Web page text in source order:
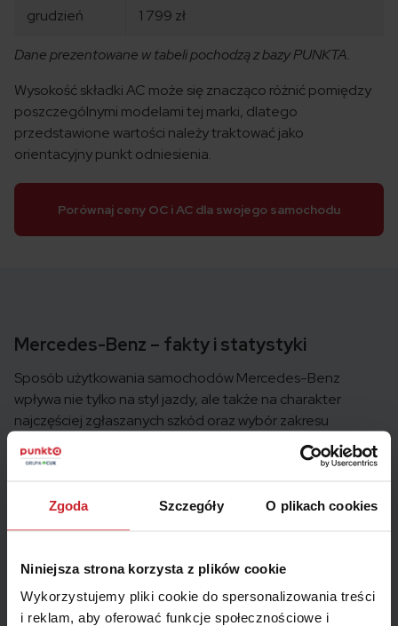
Zgoda Szczegóły O plikach cookies
Niniejsza strona korzysta z plików cookie
Wykorzystujemy pliki cookie do spersonalizowania treści
i reklam, aby oferować funkcje społecznościowe i
grudzień 1 799 zł
Dane prezentowane w tabeli pochodzą z bazy PUNKTA.
Wysokość składki AC może się znacząco różnić pomiędzy
poszczególnymi modelami tej marki, dlatego
przedstawione wartości należy traktować jako
orientacyjny punkt odniesienia.
Porównaj ceny OC i AC dla swojego samochodu
Mercedes-Benz – fakty i statystyki
Sposób użytkowania samochodów Mercedes-Benz
wpływa nie tylko na styl jazdy, ale także na charakter
najczęściej zgłaszanych szkód oraz wybór zakresu
ochrony. W statystykach widoczna jest zarówno obecność
aut prywatnych, jak i pojazdów pracujących intensywnie w
potrzeby ubezpieczeniowe.
Wysoka wartość rynkowa wielu modeli sprawia, że nawet
drobne kolizje mogą generować większe koszty napraw niż